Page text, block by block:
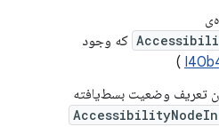
که وجود
)
وضعیت بسط‌یافته